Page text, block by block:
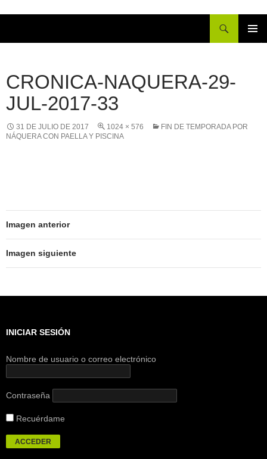
CRONICA-NAQUERA-29-
JUL-2017-33
31 DE JULIO DE 2017 1024 × 576
FIN DE TEMPORADA POR
NÁQUERA CON PAELLA Y PISCINA
Imagen anterior
Imagen siguiente
INICIAR SESIÓN
Nombre de usuario o correo electrónico
Contraseña
Recuérdame